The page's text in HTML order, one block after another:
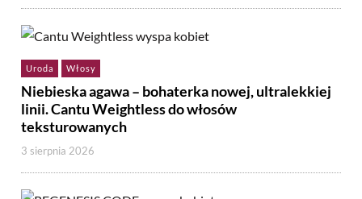
Uroda Włosy
Niebieska agawa – bohaterka nowej, ultralekkiej
linii. Cantu Weightless do włosów
teksturowanych
3 sierpnia 2026